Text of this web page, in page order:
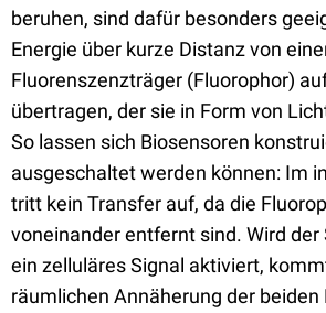
beruhen, sind dafür besonders
Energie über kurze Distanz von
Fluorenszenzträger (Fluorophor)
übertragen, der sie in Form von
So lassen sich Biosensoren
ausgeschaltet werden können: Im
tritt kein Transfer auf, da die
voneinander entfernt sind. Wird der
ein zelluläres Signal aktiviert,
räumlichen Annäherung der beiden